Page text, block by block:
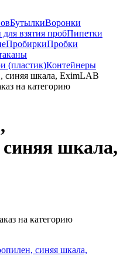
БутылкиВоронки
взятия пробПипетки
ПробиркиПробки
(пластик)Контейнеры
синяя шкала, EximLAB
шкала,
на категорию